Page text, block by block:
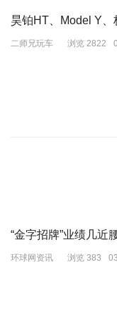
322WORKHOUSE
昊铂HT、Model Y
二师兄玩车 浏览 2822
“金字招牌”业绩几近
环球网资讯 浏览 383